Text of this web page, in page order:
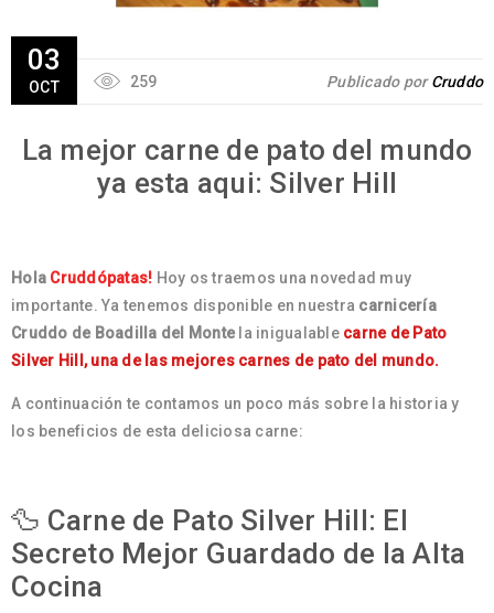
03
OCT 259 Publicado porCruddo
La mejor carne de pato del mundo
ya esta aqui: Silver Hill
Hola Cruddópatas! Hoy os traemos una novedad muy
importante. Ya tenemos disponible en nuestra carnicería
Cruddo de Boadilla del Montela inigualable carne de Pato
Silver Hill, una de las mejores carnes de pato del mundo.
A continuación te contamos un poco más sobre la historia y
los beneficios de esta deliciosa carne:
🦆 Carne de Pato Silver Hill: El
Secreto Mejor Guardado de la Alta
Cocina